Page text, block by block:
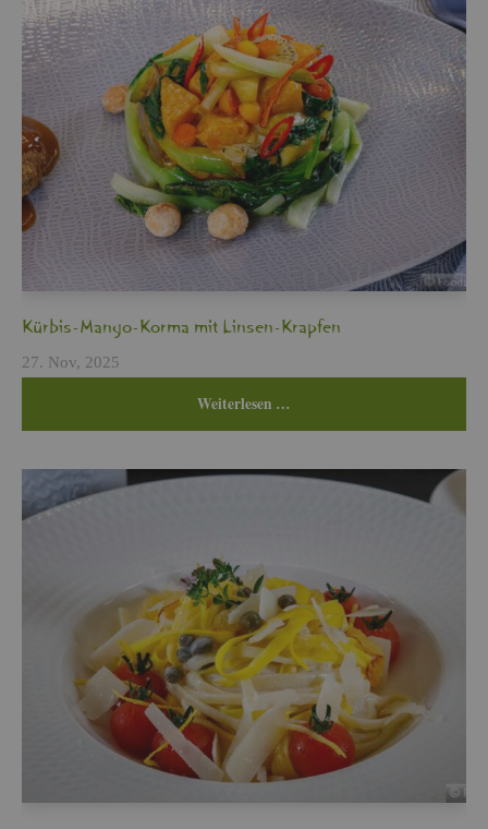
Kür­bis-Mango-Korma mit Lin­sen-Krap­fen
27. Nov, 2025
Wei­ter­le­sen …